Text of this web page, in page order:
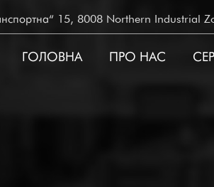
15, 8008 Northern Industrial
ГОЛОВНА ПРО НАС